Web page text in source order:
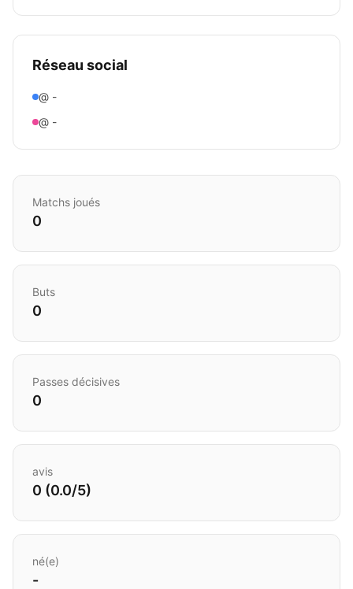
Réseau social
@ -
@ -
Matchs joués
0
Buts
0
Passes décisives
0
avis
0 (0.0/5)
né(e)
-